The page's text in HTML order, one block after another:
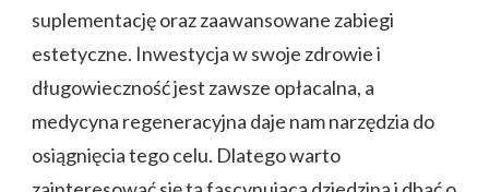
suplementację oraz zaawansowane zabiegi
estetyczne. Inwestycja w swoje zdrowie i
długowieczność jest zawsze opłacalna, a
medycyna regeneracyjna daje nam narzędzia do
osiągnięcia tego celu. Dlatego warto